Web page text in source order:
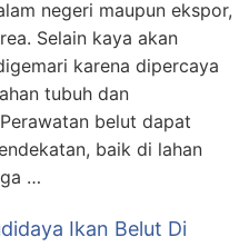
negeri maupun ekspor,
Selain kaya akan
karena dipercaya
tubuh dan
belut dapat
baik di lahan
…
Ikan Belut Di